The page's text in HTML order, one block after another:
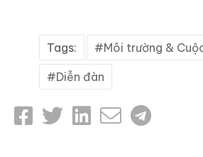
Tags: Môi trường &
Diễn đàn